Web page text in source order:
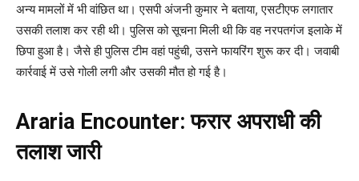
अन्य मामलों में भी वांछित था। एसपी अंजनी कुमार ने बताया, एसटीएफ लगातार
उसकी तलाश कर रही थी। पुलिस को सूचना मिली थी कि वह नरपतगंज इलाके में
छिपा हुआ है। जैसे ही पुलिस टीम वहां पहुंची, उसने फायरिंग शुरू कर दी। जवाबी
कार्रवाई में उसे गोली लगी और उसकी मौत हो गई है।
Araria Encounter: फरार अपराधी की
तलाश जारी